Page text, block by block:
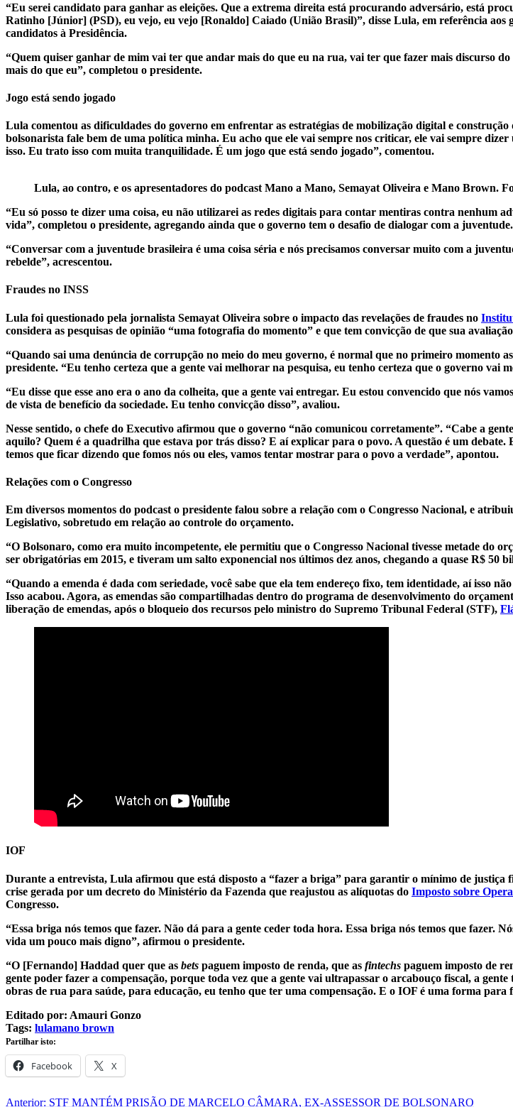
“Eu serei candidato para ganhar as eleições. Que a extrema direita está procurando adversário, está
Ratinho [Júnior] (PSD), eu vejo, eu vejo [Ronaldo] Caiado (União Brasil)”, disse Lula, em referência aos
candidatos à Presidência.
“Quem quiser ganhar de mim vai ter que andar mais do que eu na rua, vai ter que fazer mais discurso
mais do que eu”, completou o presidente.
Jogo está sendo jogado
Lula comentou as dificuldades do governo em enfrentar as estratégias de mobilização digital e
bolsonarista fale bem de uma política minha. Eu acho que ele vai sempre nos criticar, ele vai sempre
isso. Eu trato isso com muita tranquilidade. É um jogo que está sendo jogado”, comentou.
Lula, ao contro, e os apresentadores do podcast Mano a Mano, Semayat Oliveira e Mano Brown.
“Eu só posso te dizer uma coisa, eu não utilizarei as redes digitais para contar mentiras contra nenhum
vida”, completou o presidente, agregando ainda que o governo tem o desafio de dialogar com a juventude.
“Conversar com a juventude brasileira é uma coisa séria e nós precisamos conversar muito com a
rebelde”, acrescentou.
Fraudes no INSS
Lula foi questionado pela jornalista Semayat Oliveira sobre o impacto das revelações de fraudes no
considera as pesquisas de opinião “uma fotografia do momento” e que tem convicção de que sua
“Quando sai uma denúncia de corrupção no meio do meu governo, é normal que no primeiro momento
presidente. “Eu tenho certeza que a gente vai melhorar na pesquisa, eu tenho certeza que o governo
“Eu disse que esse ano era o ano da colheita, que a gente vai entregar. Eu estou convencido que nós
de vista de benefício da sociedade. Eu tenho convicção disso”, avaliou.
Nesse sentido, o chefe do Executivo afirmou que o governo “não comunicou corretamente”. “Cabe a
aquilo? Quem é a quadrilha que estava por trás disso? E aí explicar para o povo. A questão é um
temos que ficar dizendo que fomos nós ou eles, vamos tentar mostrar para o povo a verdade”, apontou.
Relações com o Congresso
Em diversos momentos do podcast o presidente falou sobre a relação com o Congresso Nacional, e
Legislativo, sobretudo em relação ao controle do orçamento.
“O Bolsonaro, como era muito incompetente, ele permitiu que o Congresso Nacional tivesse metade do
ser obrigatórias em 2015, e tiveram um salto exponencial nos últimos dez anos, chegando a quase R$ 50
“Quando a emenda é dada com seriedade, você sabe que ela tem endereço fixo, tem identidade, aí isso
Isso acabou. Agora, as emendas são compartilhadas dentro do programa de desenvolvimento do
liberação de emendas, após o bloqueio dos recursos pelo ministro do Supremo Tribunal Federal (STF),
IOF
Durante a entrevista, Lula afirmou que está disposto a “fazer a briga” para garantir o mínimo de justiça
crise gerada por um decreto do Ministério da Fazenda que reajustou as alíquotas do Imposto sobre
Congresso.
“Essa briga nós temos que fazer. Não dá para a gente ceder toda hora. Essa briga nós temos que fazer.
vida um pouco mais digno”, afirmou o presidente.
“O [Fernando] Haddad quer que as bets paguem imposto de renda, que as fintechs paguem imposto de
gente poder fazer a compensação, porque toda vez que a gente vai ultrapassar o arcabouço fiscal, a
obras de rua para saúde, para educação, eu tenho que ter uma compensação. E o IOF é uma forma para
Editado por: Amauri Gonzo
Tags: lulamano brown
Partilhar isto:
Facebook X
Anterior: STF MANTÉM PRISÃO DE MARCELO CÂMARA, EX-ASSESSOR DE BOLSONARO